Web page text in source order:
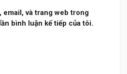
email, và trang web trong
bình luận kế tiếp của tôi.